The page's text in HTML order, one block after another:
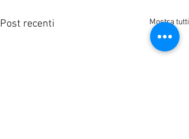
Post recenti Mostra tutti